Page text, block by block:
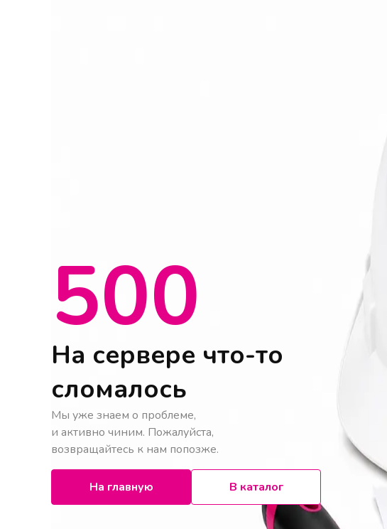
500
На сервере что-то
сломалось
Мы уже знаем о проблеме,
и активно чиним. Пожалуйста,
возвращайтесь к нам попозже.
На главную В каталог